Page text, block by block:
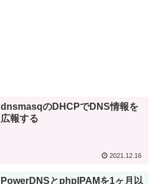
dnsmasqのDHCPでDNS情報を
広報する
2021.12.16
PowerDNSとphpIPAMを1ヶ月以